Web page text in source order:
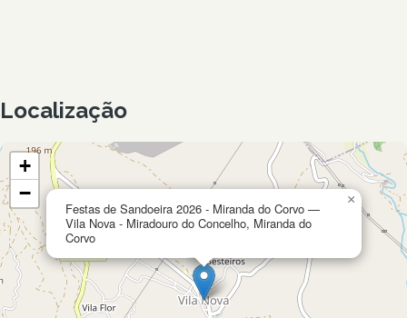
Localização
Festas de Sandoeira 2026 - Miranda do Corvo —
Vila Nova - Miradouro do Concelho, Miranda do
Corvo
×
+
−